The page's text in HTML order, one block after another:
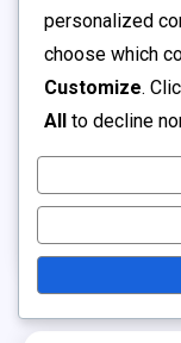
Analiza
Echipa
mingii, Stiluri
03/02/2026
personalized
choose which
Customize.
All to decline